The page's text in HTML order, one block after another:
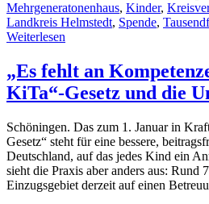
Mehrgeneratonenhaus, Kinder,
Landkreis Helmstedt, Spende,
Weiterlesen
„Es fehlt an
KiTa“-Gesetz und die
Schöningen. Das zum 1. Januar in
Gesetz“ steht für eine bessere,
Deutschland, auf das jedes Kind ein
sieht die Praxis aber anders aus: Rund
Einzugsgebiet derzeit auf einen